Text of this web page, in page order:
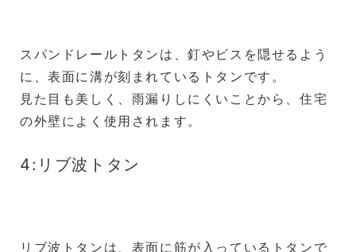
スパンドレールトタンは、釘やビスを隠せるよう
に、表面に溝が刻まれているトタンです。
見た目も美しく、雨漏りしにくいことから、住宅
の外壁によく使用されます。
4:リブ波トタン
リブ波トタンは、表面に筋が入っているトタンで